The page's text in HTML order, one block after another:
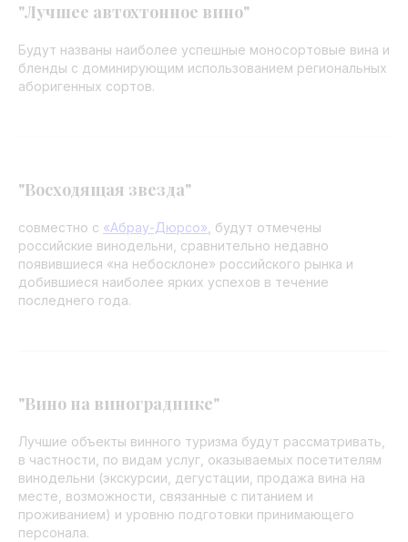
"Лучшее автохтонное вино"
Будут названы наиболее успешные моносортовые вина и
бленды с доминирующим использованием региональных
аборигенных сортов.
"Восходящая звезда"
совместно с «Абрау-Дюрсо» , будут отмечены
российские винодельни, сравнительно недавно
появившиеся «на небосклоне» российского рынка и
добившиеся наиболее ярких успехов в течение
последнего года.
"Вино на винограднике"
Лучшие объекты винного туризма будут рассматривать,
в частности, по видам услуг, оказываемых посетителям
винодельни (экскурсии, дегустации, продажа вина на
месте, возможности, связанные с питанием и
проживанием) и уровню подготовки принимающего
персонала.